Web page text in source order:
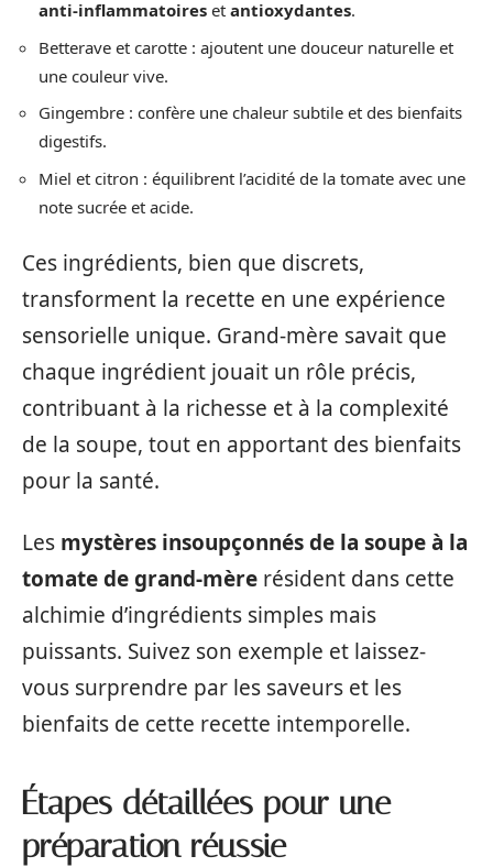
anti-inflammatoires et antioxydantes.
Betterave et carotte : ajoutent une douceur naturelle et
une couleur vive.
Gingembre : confère une chaleur subtile et des bienfaits
digestifs.
Miel et citron : équilibrent l’acidité de la tomate avec une
note sucrée et acide.
Ces ingrédients, bien que discrets,
transforment la recette en une expérience
sensorielle unique. Grand-mère savait que
chaque ingrédient jouait un rôle précis,
contribuant à la richesse et à la complexité
de la soupe, tout en apportant des bienfaits
pour la santé.
Les mystères insoupçonnés de la soupe à la
tomate de grand-mère résident dans cette
alchimie d’ingrédients simples mais
puissants. Suivez son exemple et laissez-
vous surprendre par les saveurs et les
bienfaits de cette recette intemporelle.
Étapes détaillées pour une
préparation réussie